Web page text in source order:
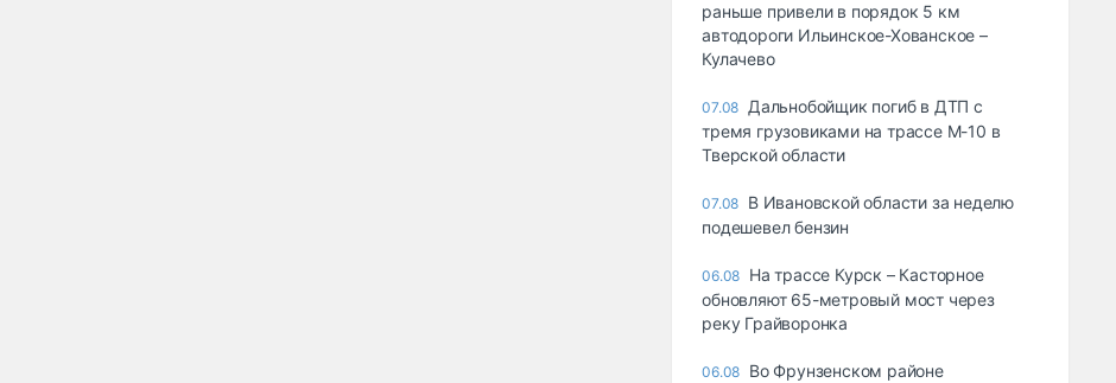
раньше привели в порядок 5 км
автодороги Ильинское-Хованское –
Кулачево
07.08 Дальнобойщик погиб в ДТП с
тремя грузовиками на трассе М-10 в
Тверской области
07.08 В Ивановской области за неделю
подешевел бензин
06.08 На трассе Курск – Касторное
обновляют 65-метровый мост через
реку Грайворонка
06.08 Во Фрунзенском районе